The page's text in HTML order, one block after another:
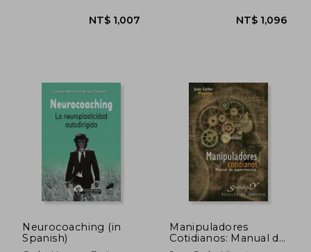
NT$ 1,122 NT$
Neurocoaching (in
Spanish)
Manipuladores
Cotidianos: Manual de
Supervivencia (in